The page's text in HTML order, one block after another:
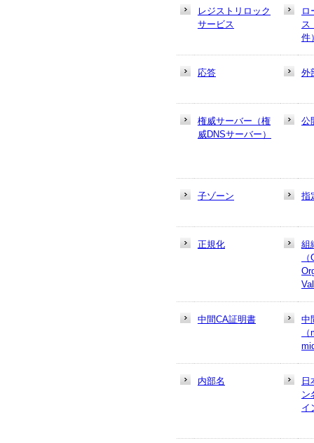
レジストリロック
サービス
ロ
ス
件
応答 外
権威サーバー（権
威DNSサーバー）
公
子ゾーン 指
正規化
組
中間CA証明書
中
内部名
ン
イ